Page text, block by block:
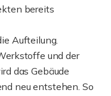
bereits
Aufteilung.
und der
das Gebäude
neu entstehen. So